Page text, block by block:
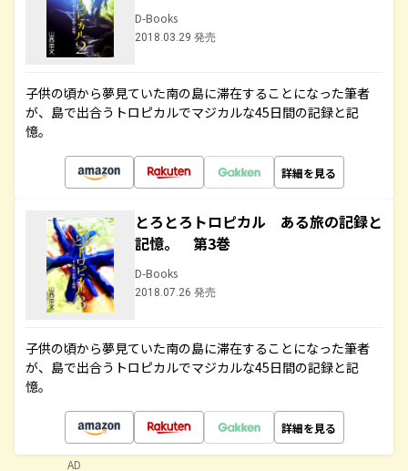
D-Books
2018.03.29 発売
子供の頃から夢見ていた南の島に滞在することになった筆者
が、島で出合うトロピカルでマジカルな45日間の記録と記
憶。
詳細を見る
とろとろトロピカル ある旅の記録と
記憶。 第3巻
D-Books
2018.07.26 発売
子供の頃から夢見ていた南の島に滞在することになった筆者
が、島で出合うトロピカルでマジカルな45日間の記録と記
憶。
詳細を見る
AD